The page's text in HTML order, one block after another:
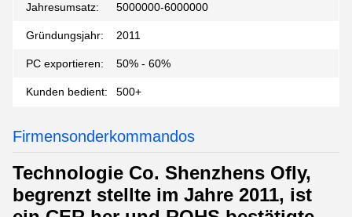
Jahresumsatz: 5000000-6000000
Gründungsjahr: 2011
PC exportieren: 50% - 60%
Kunden bedient: 500+
Firmensonderkommandos
Technologie Co. Shenzhens Ofly,
begrenzt stellte im Jahre 2011, ist